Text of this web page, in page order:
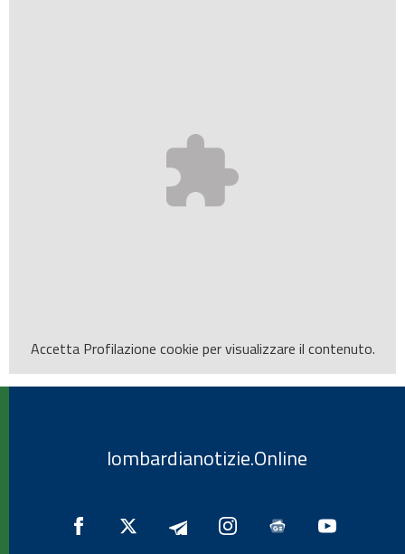
Accetta Profilazione cookie per visualizzare il contenuto.
lombardianotizie.Online